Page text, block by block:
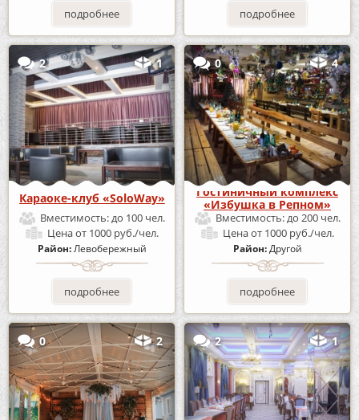
подробнее подробнее
2 1
Караоке-клуб «SoloWay»
Вместимость:до 100 чел.
Ценаот 1000 руб./чел.
Район:Левобережный
подробнее
0 4
Гостиничный комплекс
«Избушка в Репном»
Вместимость:до 200 чел.
Ценаот 1000 руб./чел.
Район:Другой
подробнее
0 2 2 1